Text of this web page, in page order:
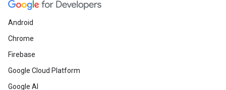
Android
Chrome
Firebase
Google Cloud Platform
Google AI